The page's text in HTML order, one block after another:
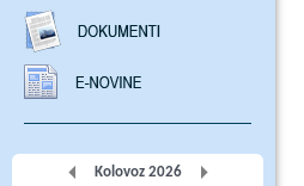
Kolovoz 2026